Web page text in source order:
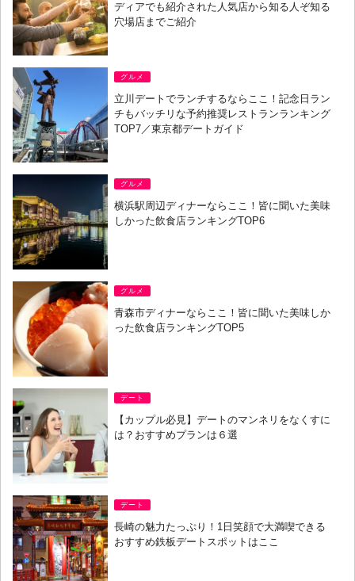
ディアでも紹介された人気店から知る人ぞ知る
穴場店までご紹介
グルメ
立川デートでランチするならここ！記念日ラン
チもバッチリな予約推奨レストランランキング
TOP7／東京都デートガイド
グルメ
横浜駅周辺ディナーならここ！皆に聞いた美味
しかった飲食店ランキングTOP6
グルメ
青森市ディナーならここ！皆に聞いた美味しか
った飲食店ランキングTOP5
デート
【カップル必見】デートのマンネリをなくすに
は？おすすめプランは６選
デート
長崎の魅力たっぷり！1日笑顔で大満喫できる
おすすめ鉄板デートスポットはここ